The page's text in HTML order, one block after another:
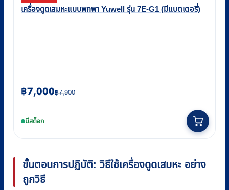
เครื่องดูดเสมหะแบบพกพา Yuwell รุ่น 7E-G1 (มีแบตเตอรี่)
฿7,900
Original
was:
฿7,000
Current
is:มีสต็อก
ขั้นตอนการปฏิบัติ: วิธีใช้เครื่องดูดเสมหะ อย่าง
ถูกวิธี